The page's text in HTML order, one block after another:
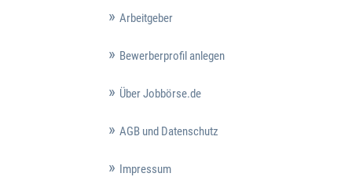
Arbeitgeber
Bewerberprofil anlegen
Über Jobbörse.de
AGB und Datenschutz
Impressum